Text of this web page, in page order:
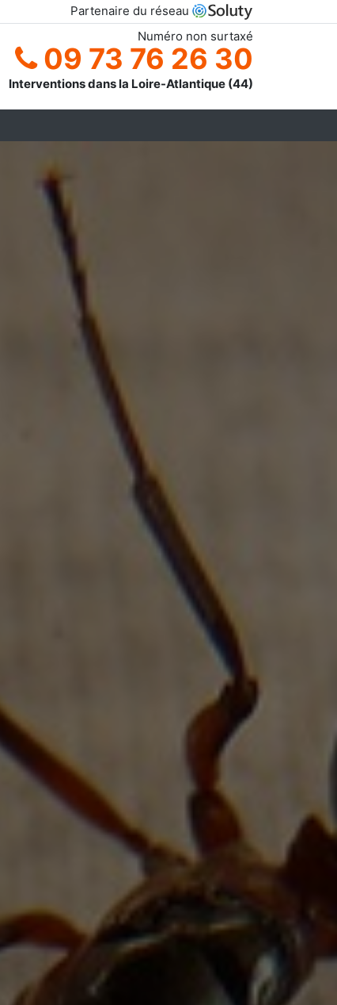
Partenaire du réseau
Numéro non surtaxé
09 73 76 26 30
Interventions dans la Loire-Atlantique (44)